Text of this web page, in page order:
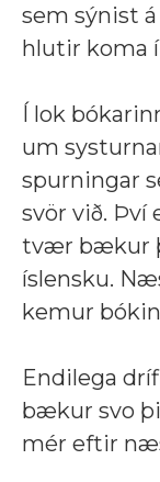
sem sýnist
hlutir koma í
Í lok
um
spurningar
svör við. Því
tvær bækur
íslensku.
kemur
Endilega
bækur svo
mér eftir